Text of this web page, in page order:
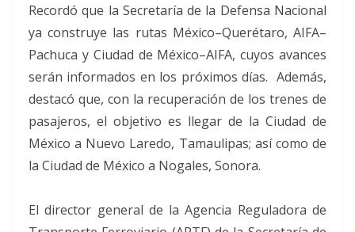
Recordó que la Secretaría de la Defensa Nacional
ya construye las rutas México–Querétaro, AIFA–
Pachuca y Ciudad de México–AIFA, cuyos avances
serán informados en los próximos días. Además,
destacó que, con la recuperación de los trenes de
pasajeros, el objetivo es llegar de la Ciudad de
México a Nuevo Laredo, Tamaulipas; así como de
la Ciudad de México a Nogales, Sonora.
El director general de la Agencia Reguladora de